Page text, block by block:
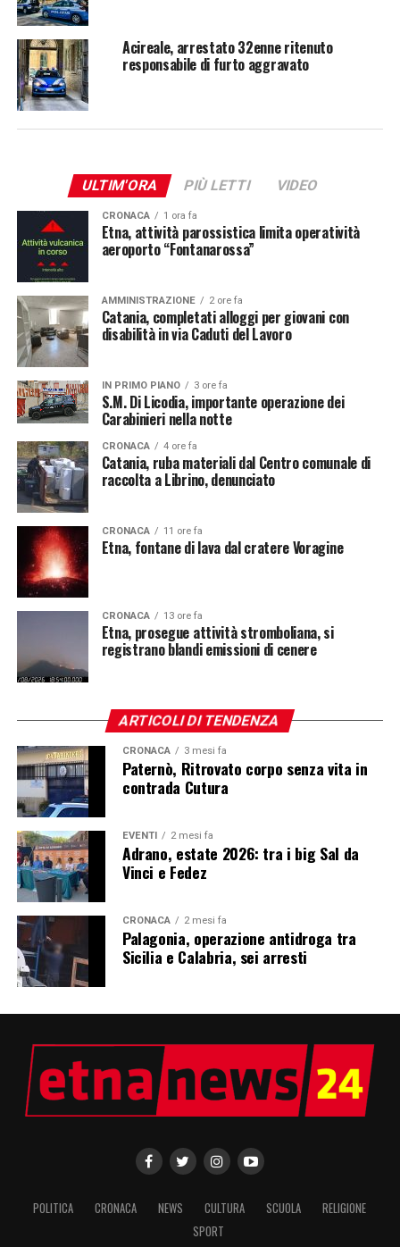
Acireale, arrestato 32enne ritenuto
responsabile di furto aggravato
ULTIM'ORA PIÙ LETTI VIDEO
CRONACA 1 ora fa
Etna, attività parossistica limita operatività
aeroporto “Fontanarossa”
AMMINISTRAZIONE 2 ore fa
Catania, completati alloggi per giovani con
disabilità in via Caduti del Lavoro
IN PRIMO PIANO 3 ore fa
S.M. Di Licodia, importante operazione dei
Carabinieri nella notte
CRONACA 4 ore fa
Catania, ruba materiali dal Centro comunale di
raccolta a Librino, denunciato
CRONACA 11 ore fa
Etna, fontane di lava dal cratere Voragine
CRONACA 13 ore fa
Etna, prosegue attività stromboliana, si
registrano blandi emissioni di cenere
ARTICOLI DI TENDENZA
CRONACA 3 mesi fa
Paternò, Ritrovato corpo senza vita in
contrada Cutura
EVENTI 2 mesi fa
Adrano, estate 2026: tra i big Sal da
Vinci e Fedez
CRONACA 2 mesi fa
Palagonia, operazione antidroga tra
Sicilia e Calabria, sei arresti
POLITICA CRONACA NEWS CULTURA SCUOLA
RELIGIONE
SPORT